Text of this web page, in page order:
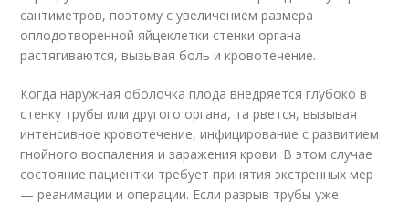
сантиметров, поэтому с увеличением размера
оплодотворенной яйцеклетки стенки органа
растягиваются, вызывая боль и кровотечение.
Когда наружная оболочка плода внедряется глубоко в
стенку трубы или другого органа, та рвется, вызывая
интенсивное кровотечение, инфицирование с развитием
гнойного воспаления и заражения крови. В этом случае
состояние пациентки требует принятия экстренных мер
— реанимации и операции. Если разрыв трубы уже